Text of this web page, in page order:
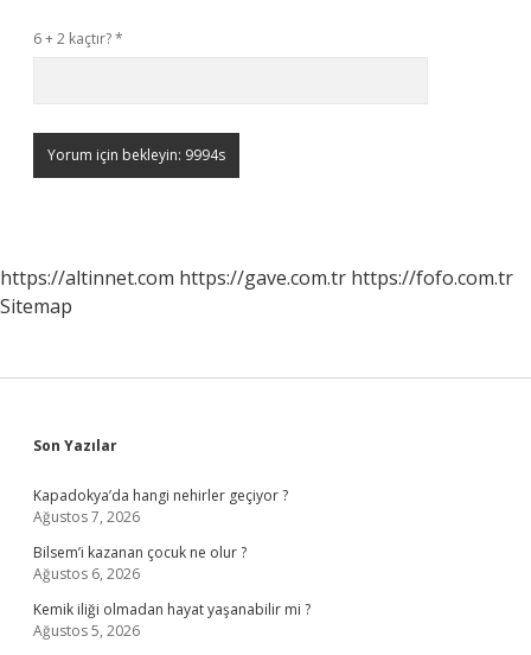
6 + 2 kaçtır?*
https://altinnet.com https://gave.com.tr https://fofo.com.tr
Sitemap
Sidebar
Son Yazılar
Kapadokya’da hangi nehirler geçiyor ?
Ağustos 7, 2026
Bilsem’i kazanan çocuk ne olur ?
Ağustos 6, 2026
Kemik iliği olmadan hayat yaşanabilir mi ?
Ağustos 5, 2026